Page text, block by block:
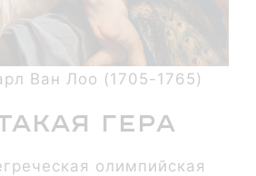
Ван Лоо (1705-1765)
Гера
олимпийская